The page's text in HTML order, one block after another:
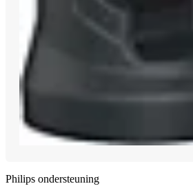
Philips ondersteuning